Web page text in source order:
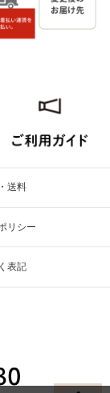
送料
リシー
表記